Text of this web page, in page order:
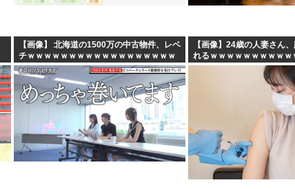
【画像】 北海道の1500万の中古物件、レベ
チｗｗｗｗｗｗｗｗｗｗｗｗｗｗｗｗｗｗ
ｗｗ
【画像】24歳の人妻さん
れるｗｗｗｗｗｗｗｗｗｗ